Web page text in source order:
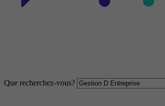
Que recherchez-vous?